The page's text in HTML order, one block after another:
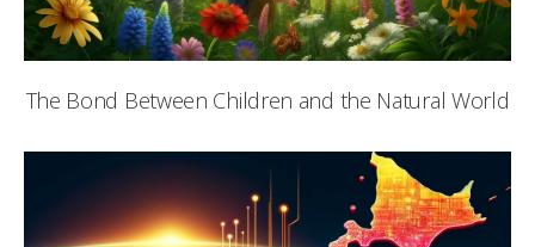
The Bond Between Children and the Natural World